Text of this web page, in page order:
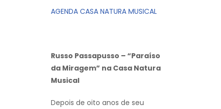
AGENDA CASA NATURA MUSICAL
Russo Passapusso – “Paraíso
da Miragem” na Casa Natura
Musical
Depois de oito anos de seu